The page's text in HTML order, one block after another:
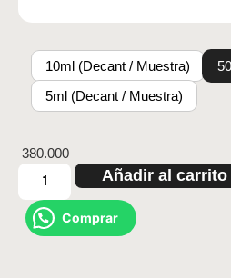
10ml (Decant / Muestra)
5ml (Decant / Muestra)
380.000
Añadir al carrito
Comprar